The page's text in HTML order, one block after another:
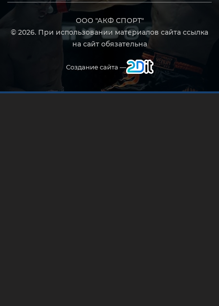
ООО "АКФ СПОРТ"
© 2026. При использовании материалов сайта ссылка
на сайт обязательна
Создание сайта —